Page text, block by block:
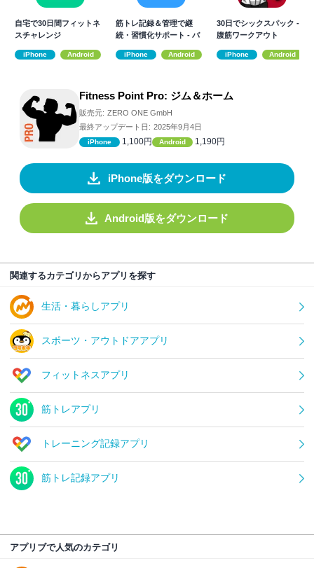
自宅で30日間フィットネ
スチャレンジ
iPhone Android
筋トレ記録＆管理で継
続・習慣化サポート - バ
iPhone Android
30日でシックスパック -
腹筋ワークアウト
iPhone Android
Fitness Point Pro: ジム＆ホーム
販売元: ZERO ONE GmbH
最終アップデート日: 2025年9月4日
iPhone 1,100円 Android 1,190円
iPhone版をダウンロード
Android版をダウンロード
関連するカテゴリからアプリを探す
生活・暮らしアプリ
スポーツ・アウトドアアプリ
フィットネスアプリ
筋トレアプリ
トレーニング記録アプリ
筋トレ記録アプリ
アプリブで人気のカテゴリ